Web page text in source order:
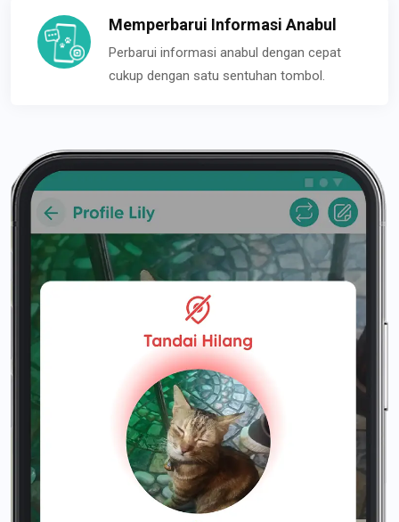
Memperbarui Informasi Anabul
Perbarui informasi anabul dengan cepat
cukup dengan satu sentuhan tombol.